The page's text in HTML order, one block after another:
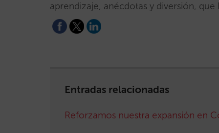
aprendizaje, anécdotas y diversión,
Entradas relacionadas
Reforzamos nuestra expansión en